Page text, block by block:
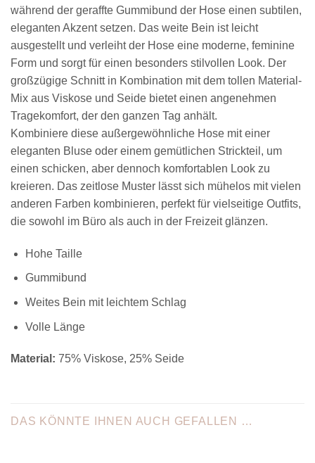
während der geraffte Gummibund der Hose einen subtilen,
eleganten Akzent setzen. Das weite Bein ist leicht
ausgestellt und verleiht der Hose eine moderne, feminine
Form und sorgt für einen besonders stilvollen Look. Der
großzügige Schnitt in Kombination mit dem tollen Material-
Mix aus Viskose und Seide bietet einen angenehmen
Tragekomfort, der den ganzen Tag anhält.
Kombiniere diese außergewöhnliche Hose mit einer
eleganten Bluse oder einem gemütlichen Strickteil, um
einen schicken, aber dennoch komfortablen Look zu
kreieren. Das zeitlose Muster lässt sich mühelos mit vielen
anderen Farben kombinieren, perfekt für vielseitige Outfits,
die sowohl im Büro als auch in der Freizeit glänzen.
Hohe Taille
Gummibund
Weites Bein mit leichtem Schlag
Volle Länge
Material: 75% Viskose, 25% Seide
DAS KÖNNTE IHNEN AUCH GEFALLEN …